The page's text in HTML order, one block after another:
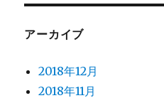
アーカイブ
2018年12月
2018年11月